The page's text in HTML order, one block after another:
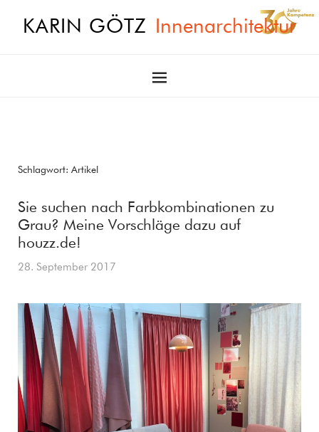
KARIN GÖTZ Innenarchitektur
Schlagwort: Artikel
Sie suchen nach Farbkombinationen zu
Grau? Meine Vorschläge dazu auf
houzz.de!
28. September 2017